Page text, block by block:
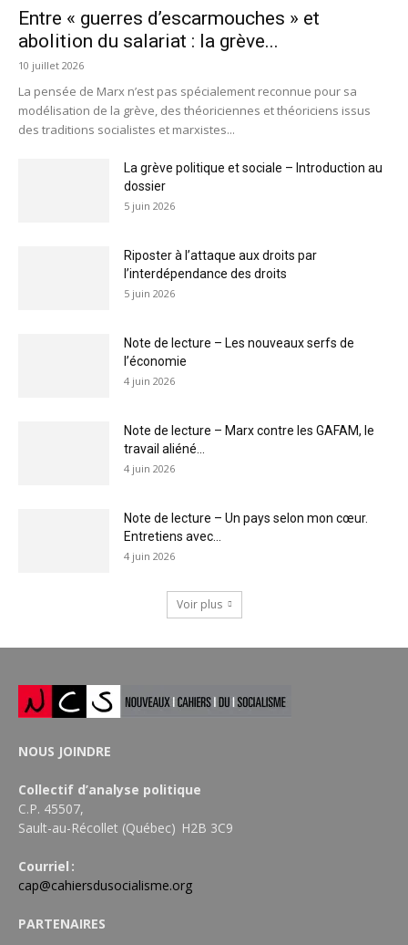
Entre « guerres d’escarmouches » et
abolition du salariat : la grève...
10 juillet 2026
La pensée de Marx n’est pas spécialement reconnue pour sa
modélisation de la grève, des théoriciennes et théoriciens issus
des traditions socialistes et marxistes...
La grève politique et sociale – Introduction au
dossier
5 juin 2026
Riposter à l’attaque aux droits par
l’interdépendance des droits
5 juin 2026
Note de lecture – Les nouveaux serfs de
l’économie
4 juin 2026
Note de lecture – Marx contre les GAFAM, le
travail aliéné...
4 juin 2026
Note de lecture – Un pays selon mon cœur.
Entretiens avec...
4 juin 2026
Voir plus
NOUS JOINDRE
Collectif d’analyse politique
C.P. 45507,
Sault-au-Récollet (Québec) H2B 3C9
Courriel :
cap@cahiersdusocialisme.org
PARTENAIRES